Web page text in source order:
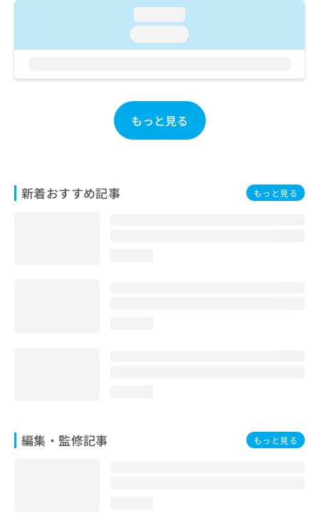
もっと見る
新着おすすめ記事 もっと見る
編集・監修記事 もっと見る
合
せ